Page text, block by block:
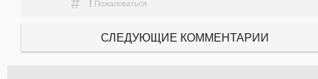
! Пожаловаться
СЛЕДУЮЩИЕ КОММЕНТАРИИ